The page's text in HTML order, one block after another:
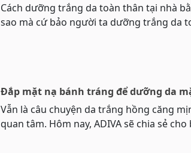
Cách dưỡng trắng da toàn thân tại nhà
sao mà cứ bảo người ta dưỡng trắng da
Đắp mặt nạ bánh tráng để dưỡng da
Vẫn là câu chuyện da trắng hồng căng
quan tâm. Hôm nay, ADIVA sẽ chia sẻ